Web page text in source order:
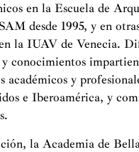
en la Escuela de
desde 1995, y en
la IUAV de Venecia.
conocimientos
académicos y
e Iberoamérica, y
la Academia de